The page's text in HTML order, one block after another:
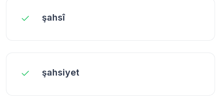
şahsî
şahsiyet